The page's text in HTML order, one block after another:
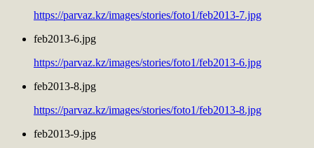
https://parvaz.kz/images/stories/foto1/feb2013-7.jpg
feb2013-6.jpg
https://parvaz.kz/images/stories/foto1/feb2013-6.jpg
feb2013-8.jpg
https://parvaz.kz/images/stories/foto1/feb2013-8.jpg
feb2013-9.jpg